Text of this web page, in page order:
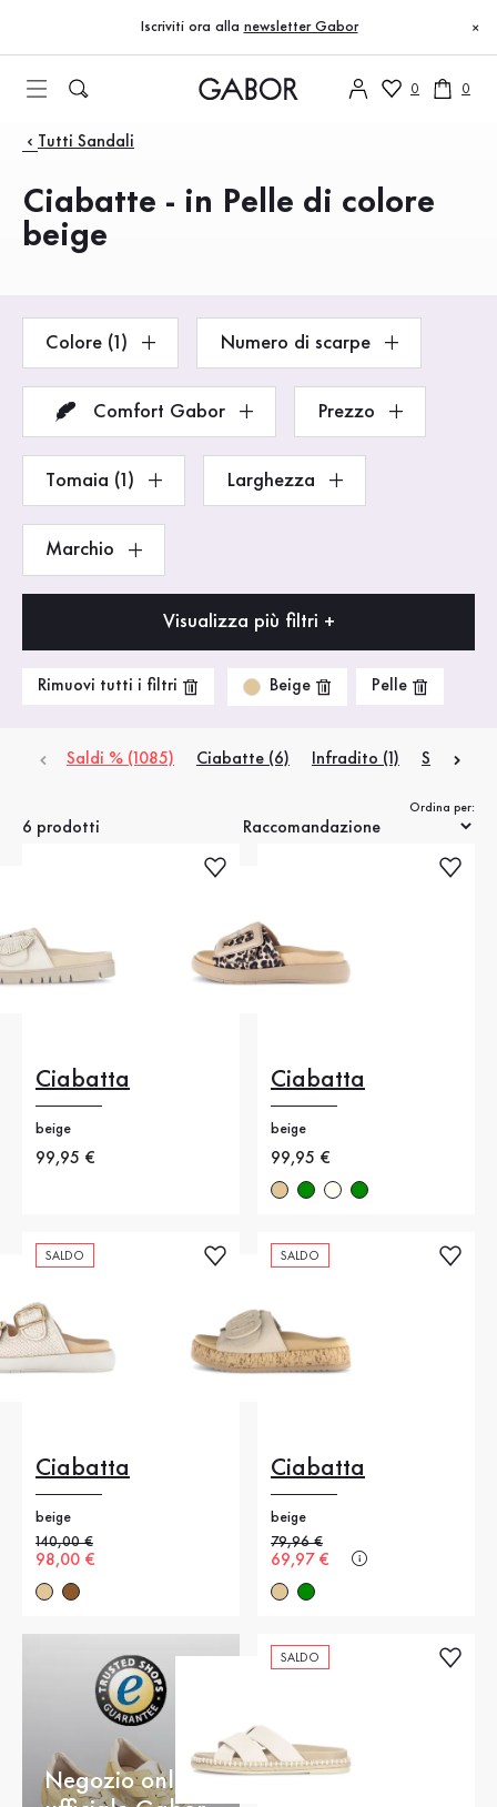
Vai al contenuto principale
Vai alla navigazione principale
Iscriviti ora alla newsletter Gabor ×
0 0
Prodotti
Tutti Sandali
Ciabatte - in Pelle di colore
beige
Colore (1) Numero di scarpe
Comfort Gabor Prezzo
Tomaia (1) Larghezza
Marchio
Visualizza più filtri +
Rimuovi tutti i filtri Beige Pelle
Saldi % (1085) Ciabatte (6) Infradito (1) Sandali
6 prodotti
Ordina per:
Ciabatta
beige
Nuovo prezzo
99,95 €
Ciabatta
beige
Nuovo prezzo
99,95 €
SALDO
Ciabatta
beige
Prezzo precedente
140,00 €
Nuovo prezzo
98,00 €
SALDO
Ciabatta
beige
Prezzo precedente
79,96 €
Nuovo prezzo
69,97 €
Negozio online
SALDO